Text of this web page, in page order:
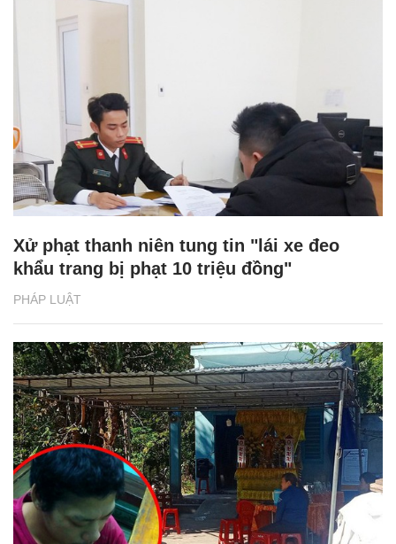
PHÁP LUẬT
Xử phạt thanh niên tung tin "lái xe đeo
khẩu trang bị phạt 10 triệu đồng"